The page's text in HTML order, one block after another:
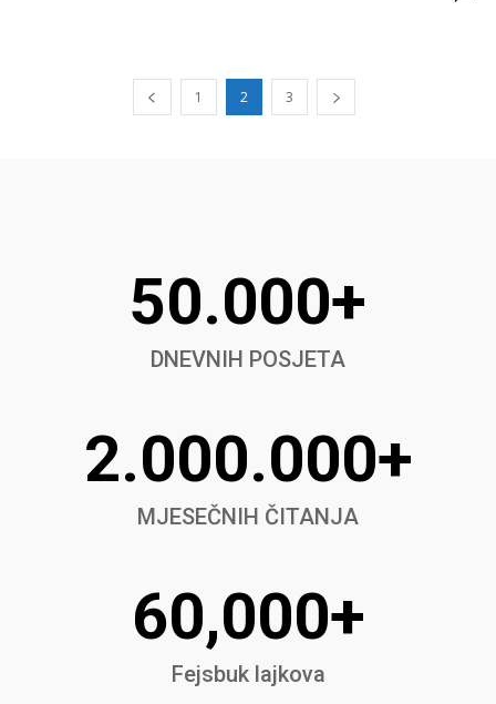
1 2 3
50.000+
DNEVNIH POSJETA
2.000.000+
MJESEČNIH ČITANJA
60,000+
Fejsbuk lajkova